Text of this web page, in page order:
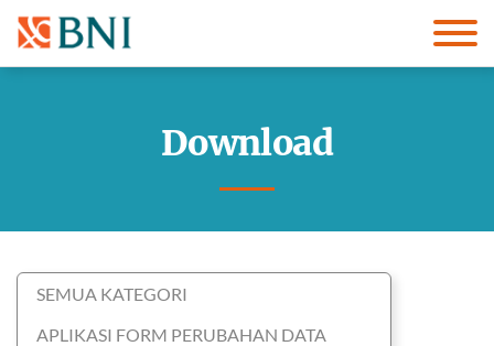
Download
SEMUA KATEGORI
APLIKASI FORM PERUBAHAN DATA